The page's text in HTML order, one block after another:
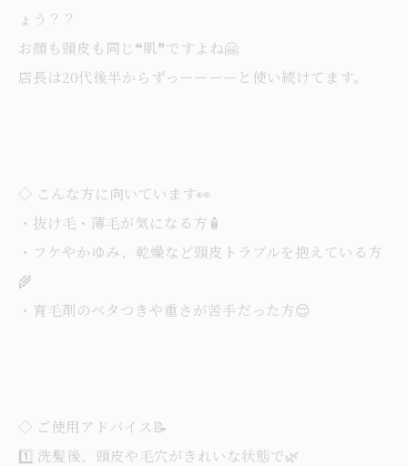
ょう？？
お顔も頭皮も同じ❝肌❞ですよね🤗
店長は20代後半からずっーーーーと使い続けてます。
◇ こんな方に向いています👀
・抜け毛・薄毛が気になる方🧴
・フケやかゆみ、乾燥など頭皮トラブルを抱えている方
🌾
・育毛剤のベタつきや重さが苦手だった方😌
◇ ご使用アドバイス📝
1️⃣ 洗髪後、頭皮や毛穴がきれいな状態で🌿